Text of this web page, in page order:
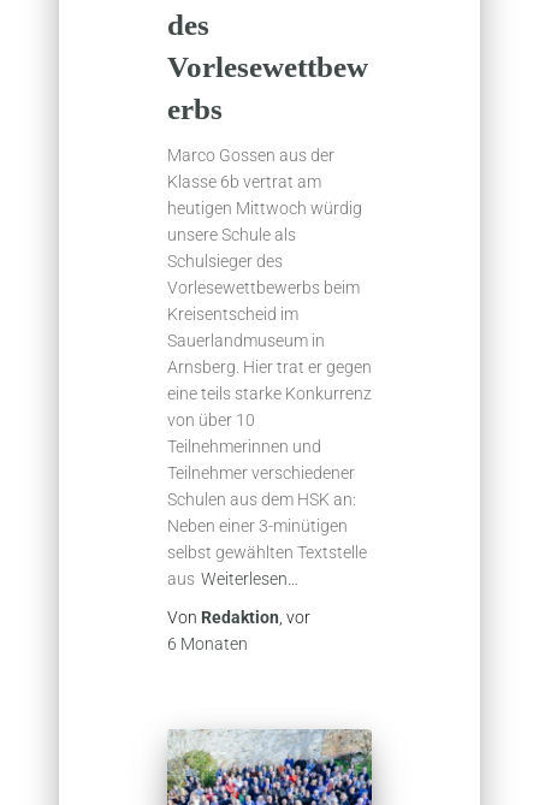
des
Vorlesewettbew
erbs
Marco Gossen aus der
Klasse 6b vertrat am
heutigen Mittwoch würdig
unsere Schule als
Schulsieger des
Vorlesewettbewerbs beim
Kreisentscheid im
Sauerlandmuseum in
Arnsberg. Hier trat er gegen
eine teils starke Konkurrenz
von über 10
Teilnehmerinnen und
Teilnehmer verschiedener
Schulen aus dem HSK an:
Neben einer 3-minütigen
selbst gewählten Textstelle
aus Weiterlesen…
Von Redaktion, vor
6 Monaten